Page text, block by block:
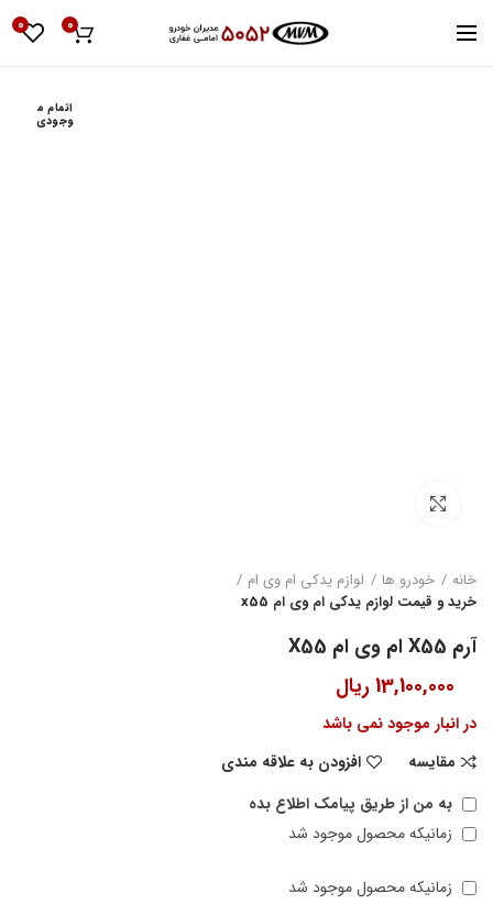
0
0
اتمام م
وجودی
خانه خودرو ها
لوازم یدکی ام وی ام
خرید و قیمت لوازم یدکی ام وی ام x55
آرم X55 ام وی ام X55
13,100,000 ریال
در انبار موجود نمی باشد
مقایسه
افزودن به علاقه مندی
به من از طریق پیامک اطلاع بده
زمانیکه محصول موجود شد
زمانیکه محصول موجود شد